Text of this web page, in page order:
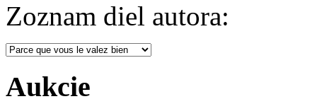
Zoznam diel autora:
Aukcie